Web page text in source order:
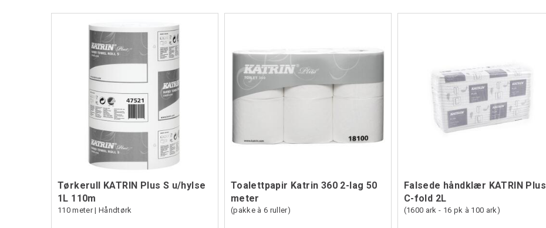
Tørkerull KATRIN Plus S u/hylse
1L 110m
110 meter | Håndtørk
Toalettpapir Katrin 360 2-lag 50
meter
(pakke à 6 ruller)
Falsede håndklær KATRIN Plus
C-fold 2L
(1600 ark - 16 pk à 100 ark)